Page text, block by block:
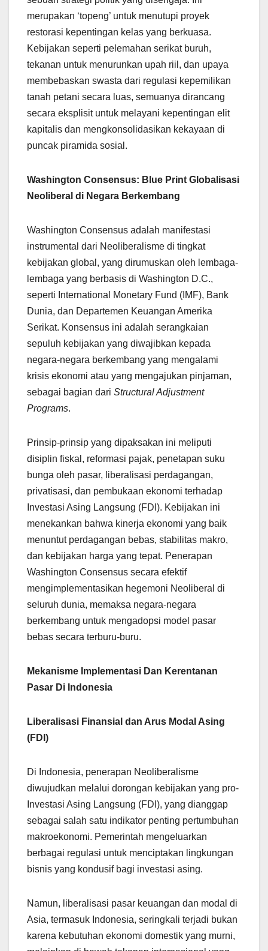
merupakan ‘topeng’ untuk menutupi proyek
restorasi kepentingan kelas yang berkuasa.
Kebijakan seperti pelemahan serikat buruh,
tekanan untuk menurunkan upah riil, dan upaya
membebaskan swasta dari regulasi kepemilikan
tanah petani secara luas, semuanya dirancang
secara eksplisit untuk melayani kepentingan elit
kapitalis dan mengkonsolidasikan kekayaan di
puncak piramida sosial.
Washington Consensus: Blue Print Globalisasi
Neoliberal di Negara Berkembang
Washington Consensus adalah manifestasi
instrumental dari Neoliberalisme di tingkat
kebijakan global, yang dirumuskan oleh lembaga-
lembaga yang berbasis di Washington D.C.,
seperti International Monetary Fund (IMF), Bank
Dunia, dan Departemen Keuangan Amerika
Serikat. Konsensus ini adalah serangkaian
sepuluh kebijakan yang diwajibkan kepada
negara-negara berkembang yang mengalami
krisis ekonomi atau yang mengajukan pinjaman,
sebagai bagian dari Structural Adjustment
Programs.
Prinsip-prinsip yang dipaksakan ini meliputi
disiplin fiskal, reformasi pajak, penetapan suku
bunga oleh pasar, liberalisasi perdagangan,
privatisasi, dan pembukaan ekonomi terhadap
Investasi Asing Langsung (FDI). Kebijakan ini
menekankan bahwa kinerja ekonomi yang baik
menuntut perdagangan bebas, stabilitas makro,
dan kebijakan harga yang tepat. Penerapan
Washington Consensus secara efektif
mengimplementasikan hegemoni Neoliberal di
seluruh dunia, memaksa negara-negara
berkembang untuk mengadopsi model pasar
bebas secara terburu-buru.
Mekanisme Implementasi Dan Kerentanan
Pasar Di Indonesia
Liberalisasi Finansial dan Arus Modal Asing
(FDI)
Di Indonesia, penerapan Neoliberalisme
diwujudkan melalui dorongan kebijakan yang pro-
Investasi Asing Langsung (FDI), yang dianggap
sebagai salah satu indikator penting pertumbuhan
makroekonomi. Pemerintah mengeluarkan
berbagai regulasi untuk menciptakan lingkungan
bisnis yang kondusif bagi investasi asing.
Namun, liberalisasi pasar keuangan dan modal di
Asia, termasuk Indonesia, seringkali terjadi bukan
karena kebutuhan ekonomi domestik yang murni,